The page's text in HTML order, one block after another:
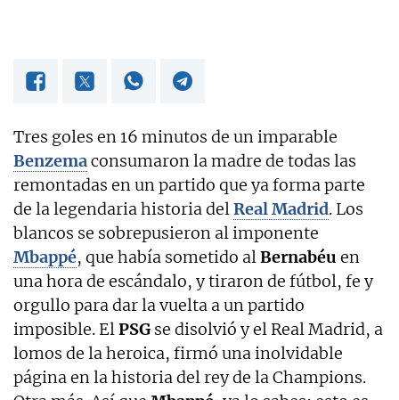
Tres goles en 16 minutos de un imparable
Benzemaconsumaron la madre de todas las
remontadas en un partido que ya forma parte
de la legendaria historia delReal Madrid. Los
blancos se sobrepusieron al imponente
Mbappé, que había sometido alBernabéu en
una hora de escándalo, y tiraron de fútbol, fe y
orgullo para dar la vuelta a un partido
imposible. ElPSG se disolvió y el Real Madrid, a
lomos de la heroica, firmó una inolvidable
página en la historia del rey de la Champions.